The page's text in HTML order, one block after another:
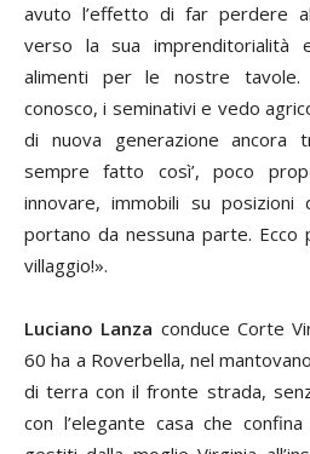
avuto l’effetto di far perdere
verso la sua imprenditorialità
alimenti per le nostre
conosco, i seminativi e vedo
di nuova generazione ancora
sempre fatto così’, poco
innovare, immobili su
portano da nessuna parte. Ecco
villaggio!».
Luciano Lanza conduce Corte
60 ha a Roverbella, nel
di terra con il fronte strada,
con l’elegante casa che